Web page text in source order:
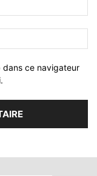
dans ce navigateur